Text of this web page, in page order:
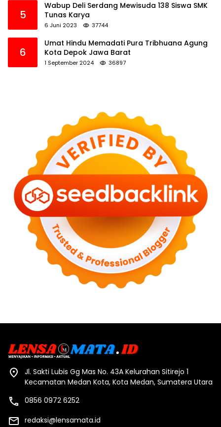
5
Wabup Deli Serdang Mewisuda 138 Siswa SMK
Tunas Karya
6 Juni 2023 37744
6
Umat Hindu Memadati Pura Tribhuana Agung
Kota Depok Jawa Barat
1 September 2024 36897
Jl. Sakti Lubis Gg Mas No. 43A Kelurahan Sitirejo 1
Kecamatan Medan Kota, Kota Medan, Sumatera Utara
0856 0972 6252
redaksi@lensamata.id